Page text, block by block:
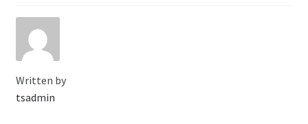
Sale
Halloween
Written by
tsadmin